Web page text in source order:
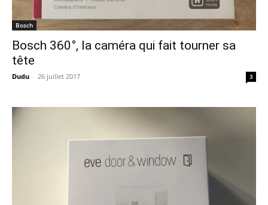
Bosch
Bosch 360°, la caméra qui fait tourner sa
tête
Dudu - 26 juillet 2017 3